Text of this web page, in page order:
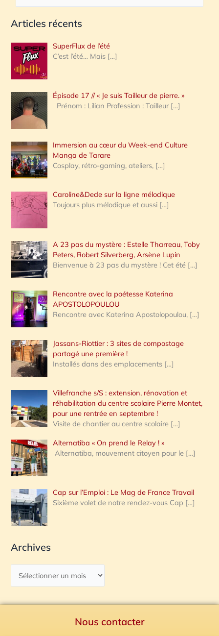
c
e
r
c
h
e
:
Articles récents
SuperFlux de l’été
C’est l’été… Mais […]
Épisode 17 // « Je suis Tailleur de pierre. »
Prénom : Lilian Profession : Tailleur […]
Immersion au cœur du Week-end Culture
Manga de Tarare
Cosplay, rétro-gaming, ateliers, […]
Caroline&Dede sur la ligne mélodique
Toujours plus mélodique et aussi […]
A 23 pas du mystère : Estelle Tharreau, Toby
Peters, Robert Silverberg, Arsène Lupin
Bienvenue à 23 pas du mystère ! Cet été […]
Rencontre avec la poétesse Katerina
APOSTOLOPOULOU
Rencontre avec Katerina Apostolopoulou, […]
Jassans-Riottier : 3 sites de compostage
partagé une première !
Installés dans des emplacements […]
Villefranche s/S : extension, rénovation et
réhabilitation du centre scolaire Pierre Montet,
pour une rentrée en septembre !
Visite de chantier au centre scolaire […]
Alternatiba « On prend le Relay ! »
Alternatiba, mouvement citoyen pour le […]
Cap sur l’Emploi : Le Mag de France Travail
Sixième volet de notre rendez-vous Cap […]
Archives
Nous contacter